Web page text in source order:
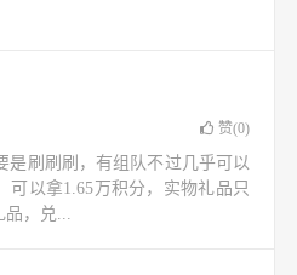
赞(0)
是刷刷刷，有组队不过几乎可以
以拿1.65万积分，实物礼品只
品，兑...